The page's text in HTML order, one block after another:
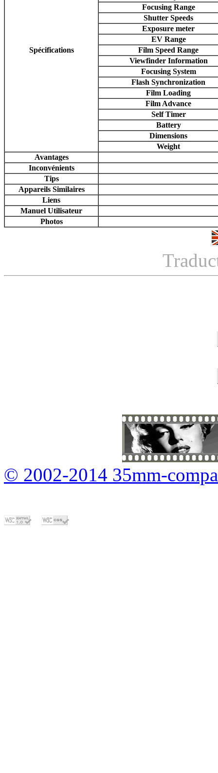
Spécifications
Focusing Range
Shutter Speeds
Exposure meter
EV Range
Film Speed Range
Viewfinder Information
Focusing System
Flash Synchronization
Film Loading
Film Advance
Self Timer
Battery
Dimensions
Weight
Avantages
Inconvénients
Tips
Appareils Similaires
Liens
Manuel Utilisateur
Photos
© 2002-2014 35mm-